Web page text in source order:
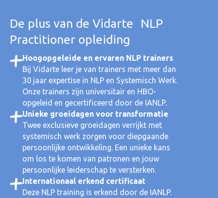
De plus van de Vidarte NLP
Practitioner opleiding
Hoogopgeleide en ervaren NLP trainers
Bij Vidarte leer je van trainers met meer dan
30 jaar expertise in NLP en Systemisch Werk.
Onze trainers zijn universitair en HBO-
opgeleid en gecertificeerd door de IANLP.
Unieke groeidagen voor transformatie
Twee exclusieve groeidagen verrijkt met
systemisch werk zorgen voor diepgaande
persoonlijke ontwikkeling. Een unieke kans
om los te komen van patronen en jouw
persoonlijke leiderschap te versterken.
Internationaal erkend certificaat
Deze NLP training is erkend door de IANLP.